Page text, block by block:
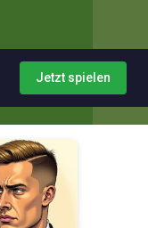
Jetzt spielen